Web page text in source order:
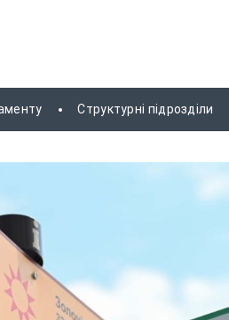
Структурні підрозділи